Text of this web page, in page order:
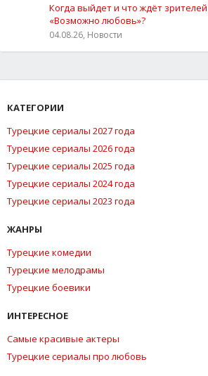
Когда выйдет и что ждёт
«Возможно любовь»?
04.08.26, Новости
КАТЕГОРИИ
Турецкие сериалы 2027 года
Турецкие сериалы 2026 года
Турецкие сериалы 2025 года
Турецкие сериалы 2024 года
Турецкие сериалы 2023 года
ЖАНРЫ
Турецкие комедии
Турецкие мелодрамы
Турецкие боевики
ИНТЕРЕСНОЕ
Самые красивые актеры
Турецкие сериалы про любовь